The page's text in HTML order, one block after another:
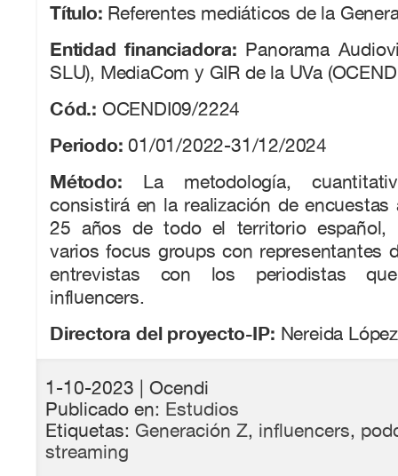
Título: Referentes mediáticos de la
Entidad financiadora: Panorama
SLU), MediaCom y GIR de la UVa
Cód.: OCENDI09/2224
Periodo: 01/01/2022-31/12/2024
Método: La metodología,
consistirá en la realización de
25 años de todo el territorio español,
varios focus groups con representantes
entrevistas con los periodistas
influencers.
Directora del proyecto-IP: Nereida
1-10-2023 | Ocendi
Publicado en: Estudios
Etiquetas: Generación Z, influencers,
streaming